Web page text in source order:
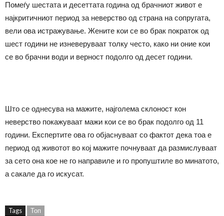
Помеѓу шестата и десеттата година од брачниот живот е
најкритичниот период за неверство од страна на сопругата,
вели ова истражување. Жените кои се во брак пократок од
шест години не изневеруваат толку често, како ни оние кои
се во брачни води и верност подолго од десет години.
Што се однесува на мажите, најголема склоност кон
неверство покажуваат мажи кои се во брак подолго од 11
години. Експертите ова го објаснуваат со фактот дека тоа е
период од животот во кој мажите почнуваат да размислуваат
за сето она кое не го направиле и го пропуштиле во минатото,
а сакале да го искусат.
Tags Топ